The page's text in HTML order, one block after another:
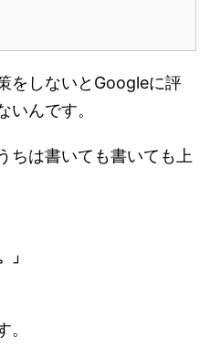
をしないとGoogleに評
いんです。
ちは書いても書いても上
」